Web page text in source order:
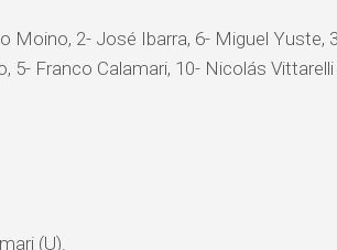
Moino, 2- José Ibarra, 6- Miguel Yuste,
5- Franco Calamari, 10- Nicolás
(U).